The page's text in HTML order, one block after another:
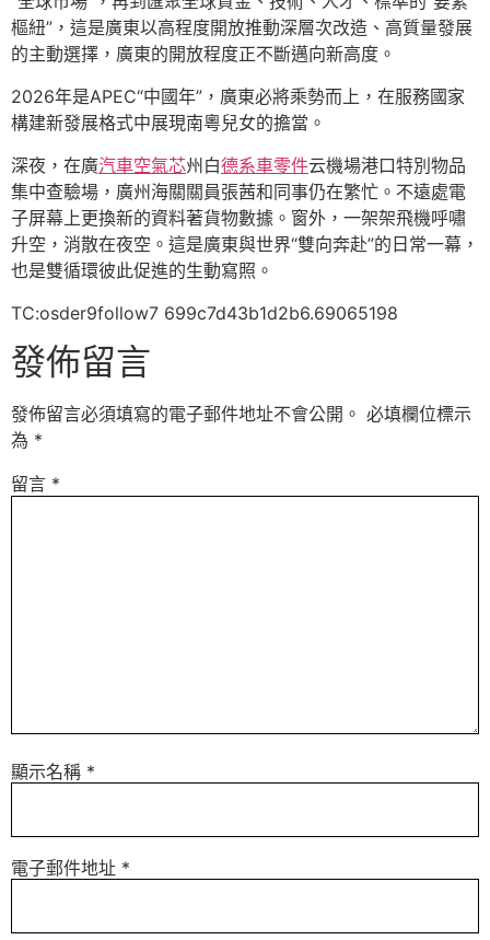
樞紐”，這是廣東以高程度開放推動深層次改造、高質量發展
的主動選擇，廣東的開放程度正不斷邁向新高度。
2026年是APEC“中國年”，廣東必將乘勢而上，在服務國家
構建新發展格式中展現南粵兒女的擔當。
深夜，在廣汽車空氣芯州白德系車零件云機場港口特別物品
集中查驗場，廣州海關關員張茜和同事仍在繁忙。不遠處電
子屏幕上更換新的資料著貨物數據。窗外，一架架飛機呼嘯
升空，消散在夜空。這是廣東與世界“雙向奔赴”的日常一幕，
也是雙循環彼此促進的生動寫照。
TC:osder9follow7 699c7d43b1d2b6.69065198
發佈留言
發佈留言必須填寫的電子郵件地址不會公開。 必填欄位標示
為 *
留言 *
顯示名稱 *
電子郵件地址 *